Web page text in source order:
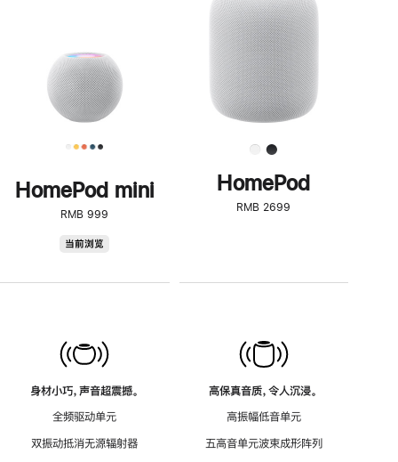
HomePod mini
RMB 999
当前浏览
身材小巧，声音超震撼。
全频驱动单元
双振动抵消无源辐射器
了
解
HomePod<
HomePod
RMB 2699
高保真音质，令人沉浸。
高振幅低音单元
五高音单元波束成形阵列